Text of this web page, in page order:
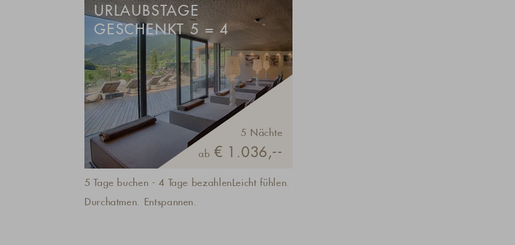
URLAUBSTAGE
GESCHENKT 5 = 4
5 Nächte
ab € 1.036,--
5 Tage buchen - 4 Tage bezahlenLeicht fühlen.
Durchatmen. Entspannen.